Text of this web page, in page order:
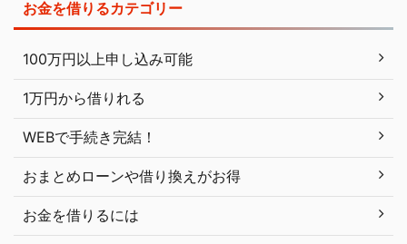
お金を借りるカテゴリー
100万円以上申し込み可能
1万円から借りれる
WEBで手続き完結！
おまとめローンや借り換えがお得
お金を借りるには